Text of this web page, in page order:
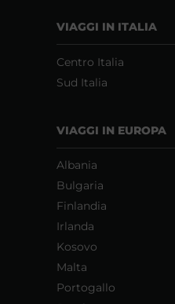
VIAGGI IN ITALIA
Centro Italia
Sud Italia
VIAGGI IN EUROPA
Albania
Bulgaria
Finlandia
Irlanda
Kosovo
Malta
Portogallo